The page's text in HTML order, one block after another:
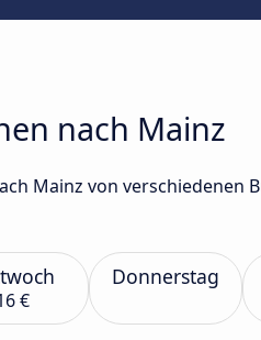
nach Mainz
Mainz von verschiedenen
€
Donnerstag